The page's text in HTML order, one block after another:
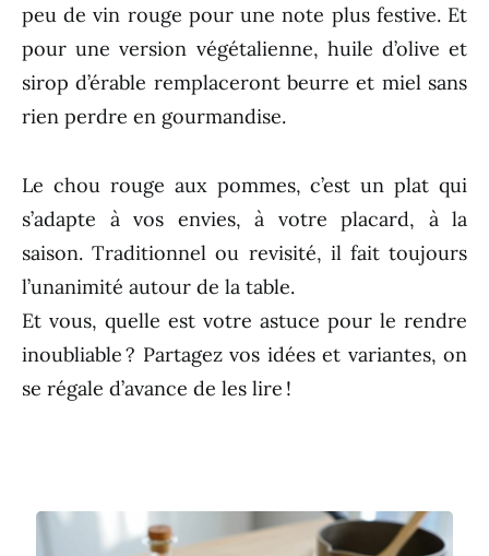
peu de vin rouge pour une note plus festive. Et
pour une version végétalienne, huile d’olive et
sirop d’érable remplaceront beurre et miel sans
rien perdre en gourmandise.
Le chou rouge aux pommes, c’est un plat qui
s’adapte à vos envies, à votre placard, à la
saison. Traditionnel ou revisité, il fait toujours
l’unanimité autour de la table.
Et vous, quelle est votre astuce pour le rendre
inoubliable ? Partagez vos idées et variantes, on
se régale d’avance de les lire !